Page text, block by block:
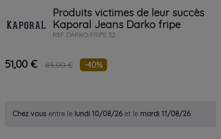
Produits victimes de leur succès
Kaporal Jeans Darko fripe
REF DARKO-FRIPE 32
51,00 € 85,00 € -40%
Chez vous entre le lundi 10/08/26et le mardi 11/08/26